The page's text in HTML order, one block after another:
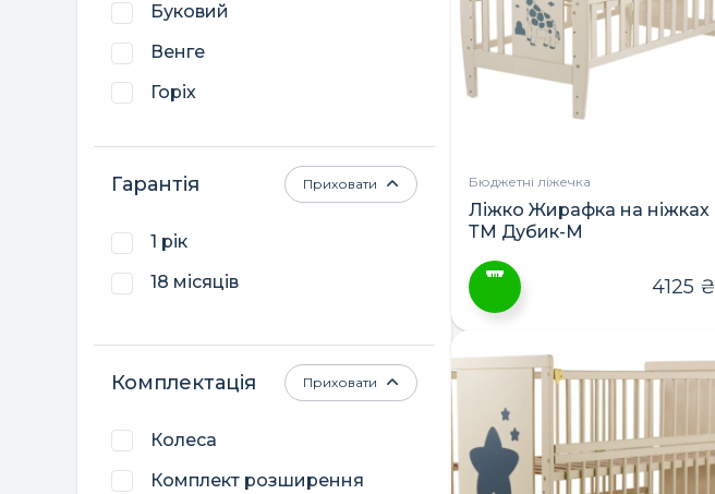
Буковий
Венге
Горіх
Капучино
Кашемір
Натуральний
Слонова кістка
Гарантія
1 рік
18 місяців
Приховати
Комплектація
Колеса
Комплект розширення
Приховати
можна
вибрати
на
сторінці
Бюджетні ліжечка
Ліжко Жирафка на ніжках
ТМ Дубик-М
товар
має
кілька
варіантів.
Параметри
можна
4125 ₴